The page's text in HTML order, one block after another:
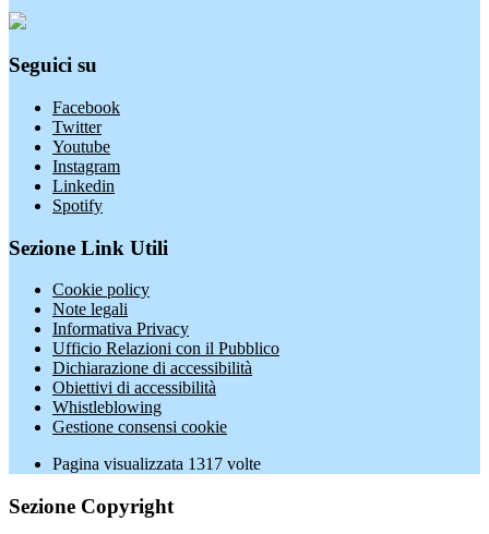
Seguici su
Facebook
Twitter
Youtube
Instagram
Linkedin
Spotify
Sezione Link Utili
Cookie policy
Note legali
Informativa Privacy
Ufficio Relazioni con il Pubblico
Dichiarazione di accessibilità
Obiettivi di accessibilità
Whistleblowing
Gestione consensi cookie
Pagina visualizzata 1317 volte
Sezione Copyright